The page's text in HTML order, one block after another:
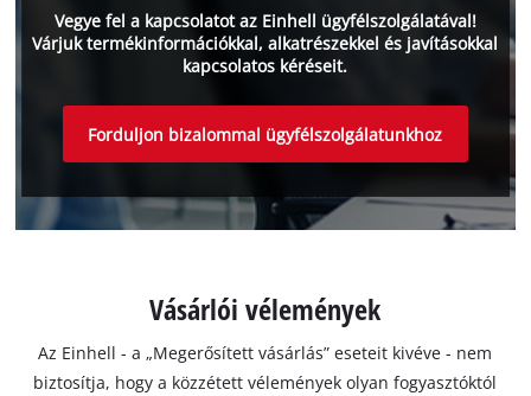
Vegye fel a kapcsolatot az Einhell ügyfélszolgálatával!
Várjuk termékinformációkkal, alkatrészekkel és javításokkal
kapcsolatos kéréseit.
Forduljon bizalommal ügyfélszolgálatunkhoz
Vásárlói vélemények
Az Einhell - a „Megerősített vásárlás” eseteit kivéve - nem
biztosítja, hogy a közzétett vélemények olyan fogyasztóktól